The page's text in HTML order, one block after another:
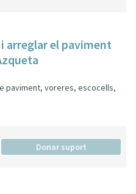
arreglar el paviment
Ciutadana
paviment, voreres, escocells,
Donar suport